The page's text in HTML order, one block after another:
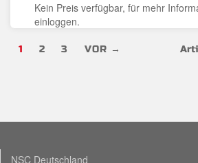
Kein Preis verfügbar, für mehr
einloggen.
1 2 3 VOR →
NSC Deutschland